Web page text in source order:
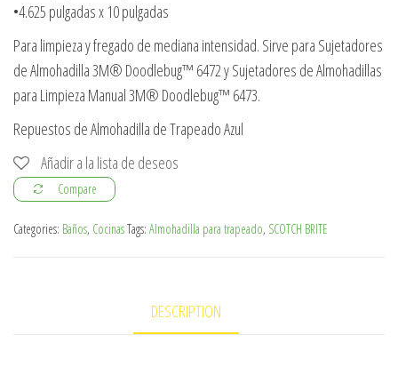
•4.625 pulgadas x 10 pulgadas
Para limpieza y fregado de mediana intensidad. Sirve para Sujetadores
de Almohadilla 3M® Doodlebug™ 6472 y Sujetadores de Almohadillas
para Limpieza Manual 3M® Doodlebug™ 6473.
Repuestos de Almohadilla de Trapeado Azul
Añadir a la lista de deseos
Compare
Categories: Baños, CocinasTags: Almohadilla para trapeado, SCOTCH BRITE
DESCRIPTION